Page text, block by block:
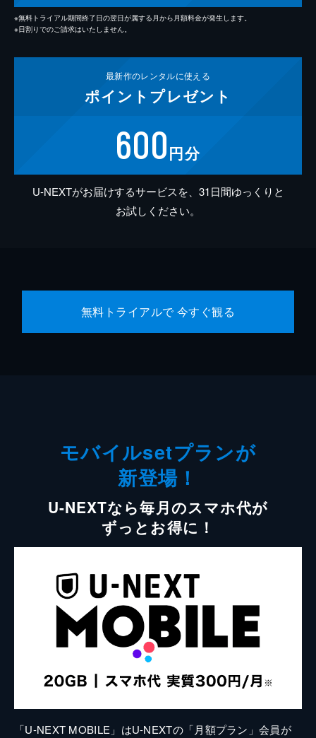
※無料トライアル期間終了日の翌日が属する月から月額料金が発生します。
※日割りでのご請求はいたしません。
最新作のレンタルに使える
ポイント プレゼント
600円分
U-NEXTがお届けするサービスを、31日間ゆっくりと
お試しください。
無料トライアルで 今すぐ観る
モバイルsetプランが
新登場！
U-NEXTなら毎月のスマホ代が
ずっとお得に！
「U-NEXT MOBILE」はU-NEXTの「月額プラン」会員が